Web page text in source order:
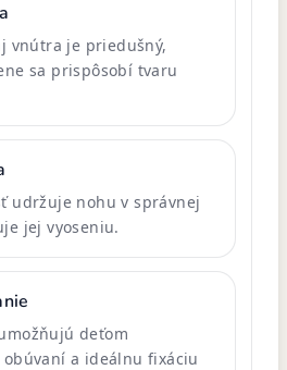
vnútra je priedušný,
sa prispôsobí tvaru
udržuje nohu v správnej
jej vyoseniu.
deťom
a ideálnu fixáciu